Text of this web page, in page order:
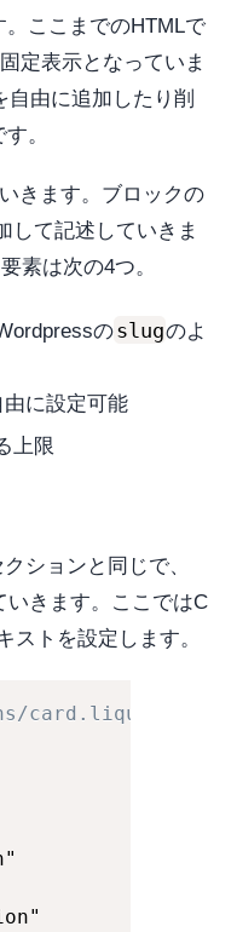
ここまでのHTMLで
定表示となっていま
由に追加したり削
。
きます。ブロックの
して記述していきま
素は次の4つ。
のslugのよ
に設定可能
上限
ションと同じで、
いきます。ここではC
ストを設定します。
card.liquid -->